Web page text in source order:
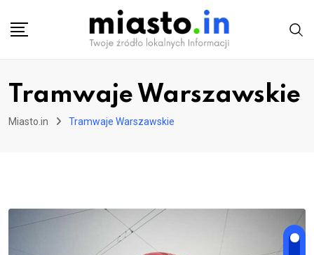
Tramwaje Warszawskie
Miasto.in Tramwaje Warszawskie